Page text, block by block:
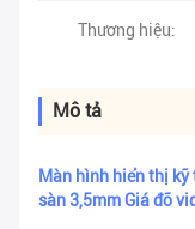
Thương hiệu:
Mô tả
Màn hình hiển thị
sàn 3,5mm Giá đỡ